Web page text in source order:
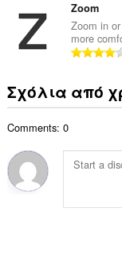
Zoom
Zoom in
more
Σχόλια από
Comments: 0